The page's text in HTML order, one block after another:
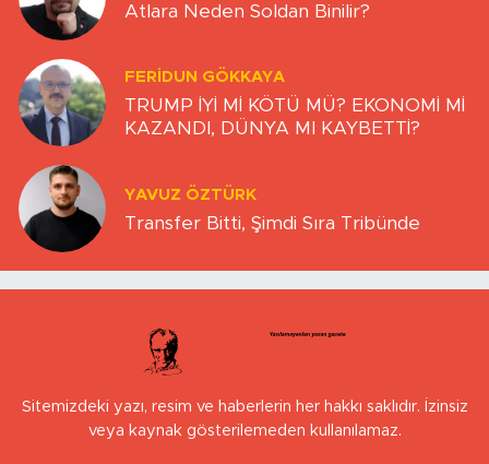
Atlara Neden Soldan Binilir?
FERIDUN GÖKKAYA
TRUMP İYİ Mİ KÖTÜ MÜ? EKONOMİ Mİ
KAZANDI, DÜNYA MI KAYBETTİ?
YAVUZ ÖZTÜRK
Transfer Bitti, Şimdi Sıra Tribünde
Sitemizdeki yazı, resim ve haberlerin her hakkı saklıdır. İzinsiz
veya kaynak gösterilemeden kullanılamaz.